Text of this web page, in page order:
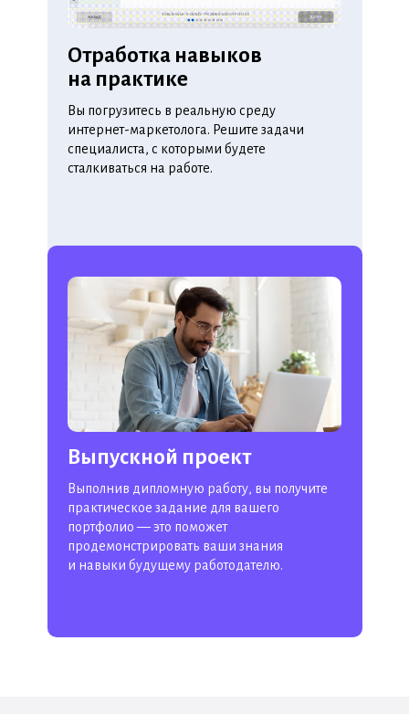
Вы погрузитесь в реальную среду
интернет-маркетолога. Решите задачи
специалиста, с которыми будете
сталкиваться на работе.
Отработка навыков
на практике
Выпускной проект
Выполнив дипломную работу, вы получите
практическое задание для вашего
портфолио — это поможет
продемонстрировать ваши знания
и навыки будущему работодателю.